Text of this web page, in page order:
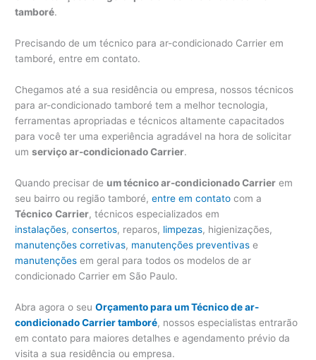
tamboré.
Precisando de um técnico para ar-condicionado Carrier em
tamboré, entre em contato.
Chegamos até a sua residência ou empresa, nossos técnicos
para ar-condicionado tamboré tem a melhor tecnologia,
ferramentas apropriadas e técnicos altamente capacitados
para você ter uma experiência agradável na hora de solicitar
umserviço ar-condicionado Carrier.
Quando precisar de um técnico ar-condicionado Carrier em
seu bairro ou região tamboré,entre em contato com a
Técnico Carrier, técnicos especializados em
instalações,consertos, reparos, limpezas, higienizações,
manutenções corretivas, manutenções preventivas e
manutenções em geral para todos os modelos de ar
condicionado Carrier em São Paulo.
Abra agora o seuOrçamento para um Técnico de ar-
condicionado Carrier tamboré, nossos especialistas entrarão
em contato para maiores detalhes e agendamento prévio da
visita a sua residência ou empresa.